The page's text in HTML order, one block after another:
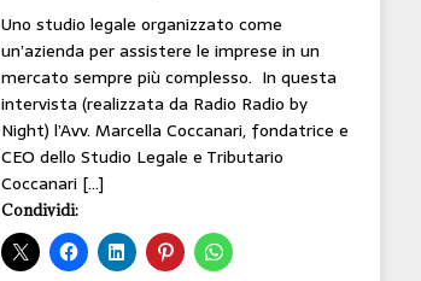
Uno studio legale organizzato come
un’azienda per assistere le imprese in un
mercato sempre più complesso. In questa
intervista (realizzata da Radio Radio by
Night) l’Avv. Marcella Coccanari, fondatrice e
CEO dello Studio Legale e Tributario
Coccanari […]
Condividi: